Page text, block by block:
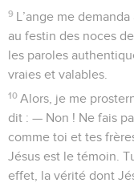
9 L’ange me
au festin des noces
les paroles
vraies et valables.
10 Alors, je me
dit : — Non ! Ne fais
comme toi et tes
Jésus est le témoin.
effet, la vérité dont